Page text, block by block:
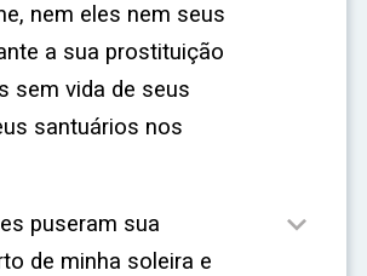
nem eles nem seus
a sua prostituição
sem vida de seus
santuários nos
puseram sua
de minha soleira e
